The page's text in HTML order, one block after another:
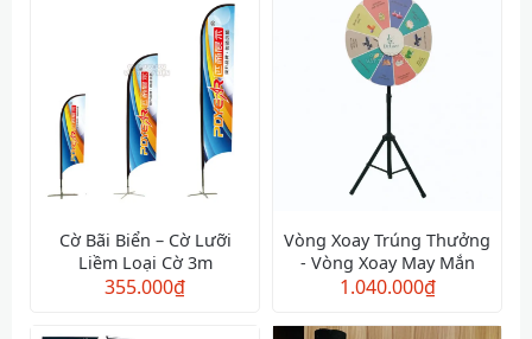
Cờ Bãi Biển – Cờ Lưỡi
Liềm Loại Cờ 3m
355.000₫
Vòng Xoay Trúng Thưởng
- Vòng Xoay May Mắn
1.040.000₫